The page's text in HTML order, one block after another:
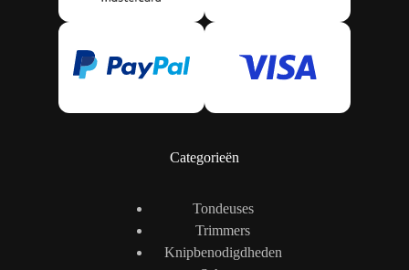
Categorieën
Tondeuses
Trimmers
Knipbenodigdheden